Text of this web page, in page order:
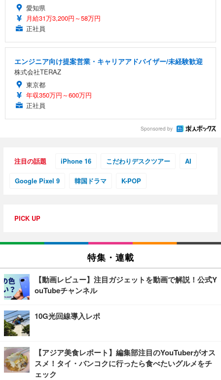
愛知県
月給31万3,200円～58万円
正社員
エンジニア向け提案営業・キャリアアドバイザー/未経験歓迎
株式会社TERAZ
東京都
年収350万円～600万円
正社員
Sponsored by
注目の話題 iPhone 16 こだわりデスクツアー AI
Google Pixel 9 韓国ドラマ K-POP
PICK UP
特集・連載
【動画レビュー】注目ガジェットを動画で解説！公式Y
ouTubeチャンネル
10G光回線導入レポ
【アジア美食レポート】編集部注目のYouTuberがオス
スメ！タイ・バンコクに行ったら食べたいグルメをチ
ェック